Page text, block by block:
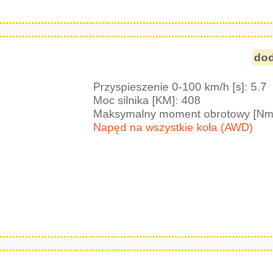
Przyspieszenie 0-100 km/h [s]: 5.7
Moc silnika [KM]: 408
Maksymalny moment obrotowy
Napęd na wszystkie koła (AWD)